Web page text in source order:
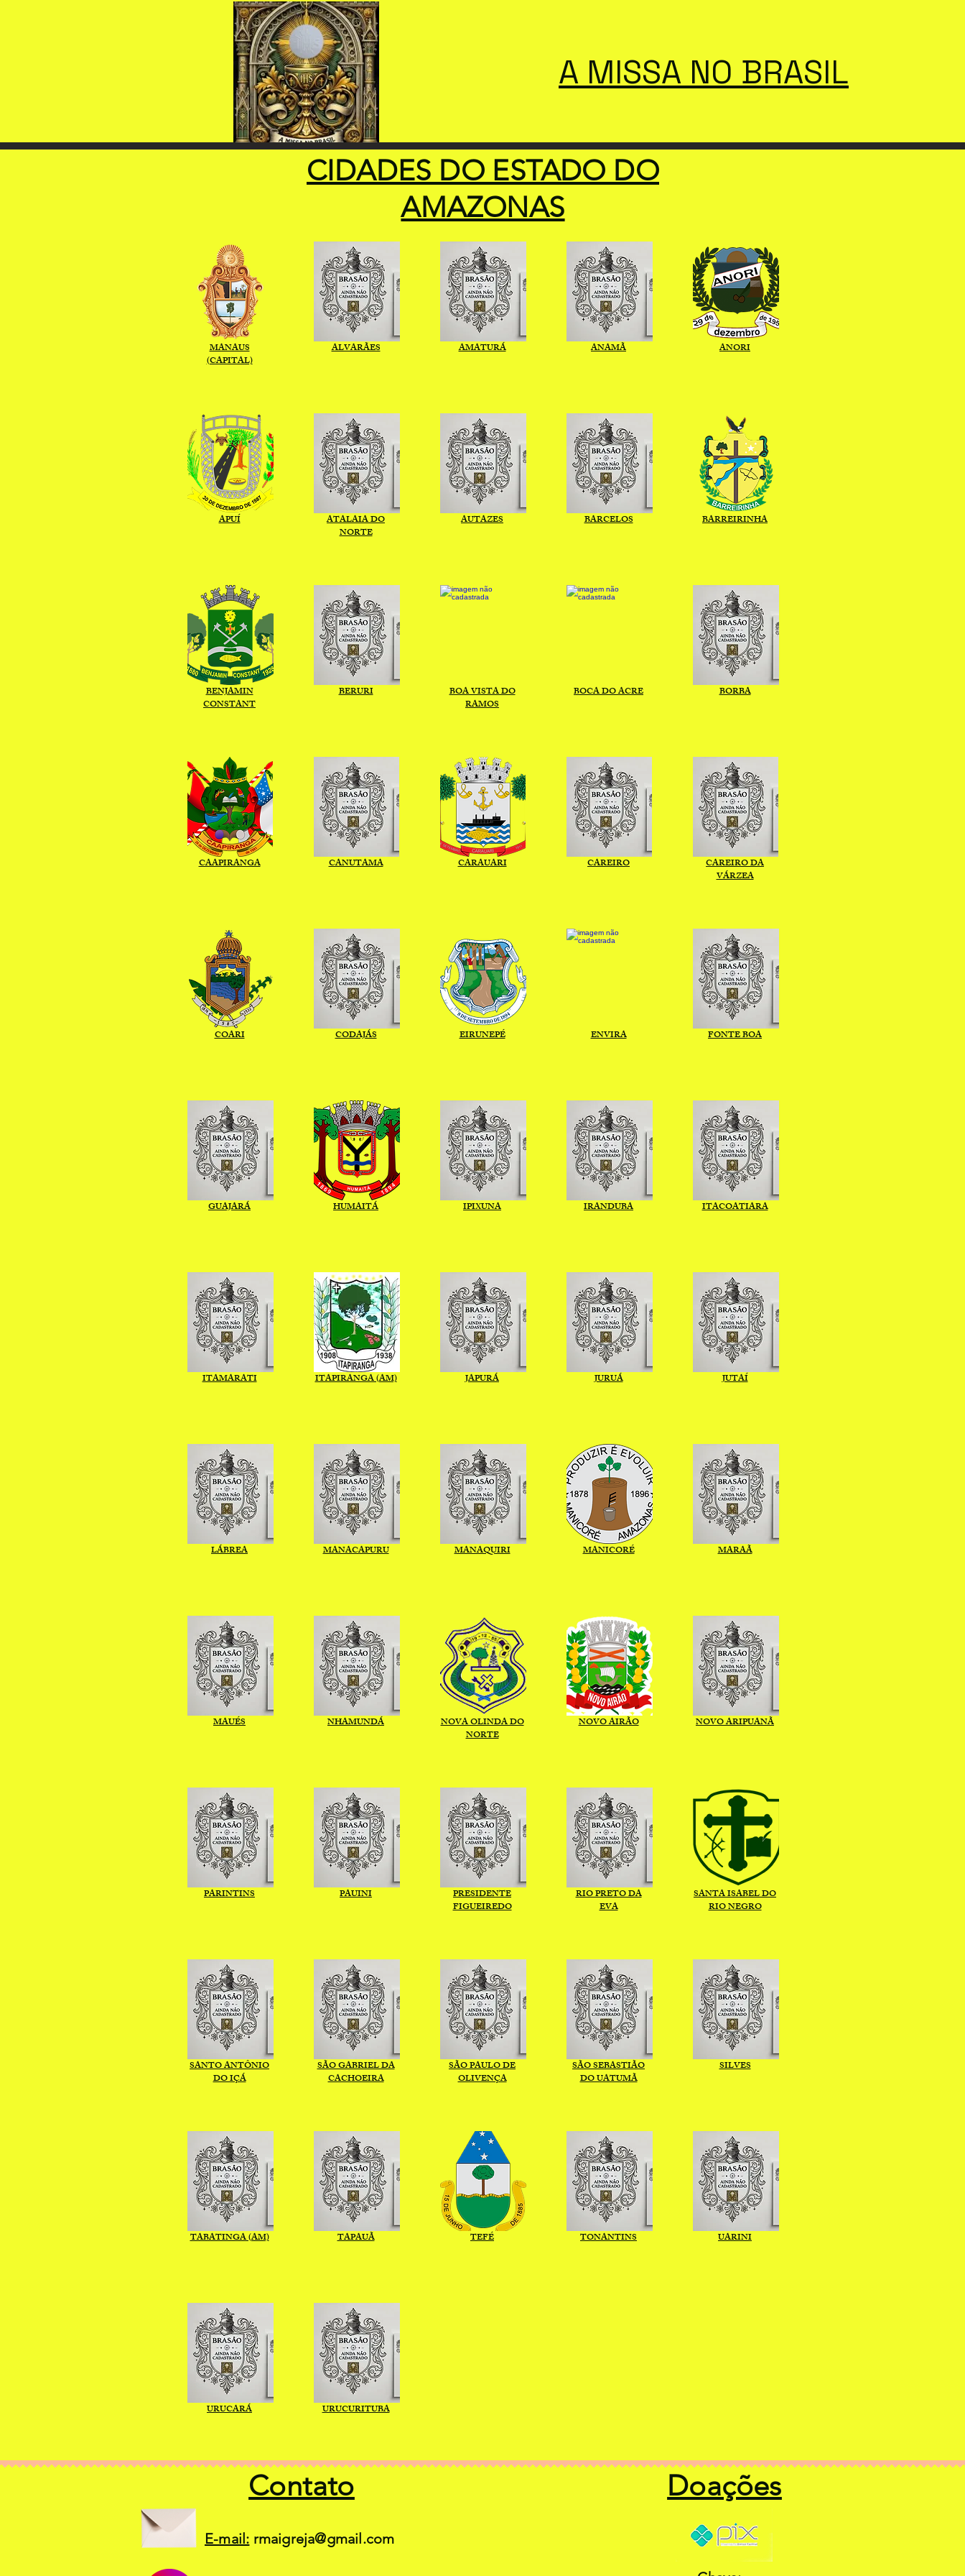
A MISSA NO BRASIL
CIDADES DO ESTADO DO
AMAZONAS
MANAUS
(CAPITAL)
APUÍ
BENJAMIN
CONSTANT
CAAPIRANGA
COARI
GUAJARÁ
ITAMARATI
LÁBREA
MAUÉS
PARINTINS
SANTO ANTÔNIO
DO IÇÁ
TABATINGA (AM)
URUCARÁ
ALVARÃES
ATALAIA DO
NORTE
BERURI
CANUTAMA
CODAJÁS
HUMAITÁ
ITAPIRANGA (AM)
MANACAPURU
NHAMUNDÁ
PAUINI
SÃO GABRIEL DA
CACHOEIRA
TAPAUÃ
URUCURITUBA
AMATURÁ
AUTAZES
BOA VISTA DO
RAMOS
CARAUARI
EIRUNEPÉ
IPIXUNA
JAPURÁ
MANAQUIRI
NOVA OLINDA DO
NORTE
PRESIDENTE
FIGUEIREDO
SÃO PAULO DE
OLIVENÇA
TEFÉ
ANAMÃ
BARCELOS
BOCA DO ACRE
CAREIRO
ENVIRA
IRANDUBA
JURUÁ
MANICORÉ
NOVO AIRÃO
RIO PRETO DA
EVA
SÃO SEBASTIÃO
DO UATUMÃ
TONANTINS
ANORI
BARREIRINHA
BORBA
CAREIRO DA
VÁRZEA
FONTE BOA
ITACOATIARA
JUTAÍ
MARAÃ
NOVO ARIPUANÃ
SANTA ISABEL DO
RIO NEGRO
SILVES
UARINI
Contato
E-mail: rmaigreja@gmail.com
Doações